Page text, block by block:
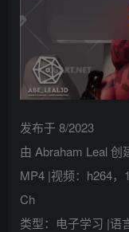
发布于 8/2023
由 Abraham Leal 创
MP4 |视频：h264
Ch
类型：电子学习 |语